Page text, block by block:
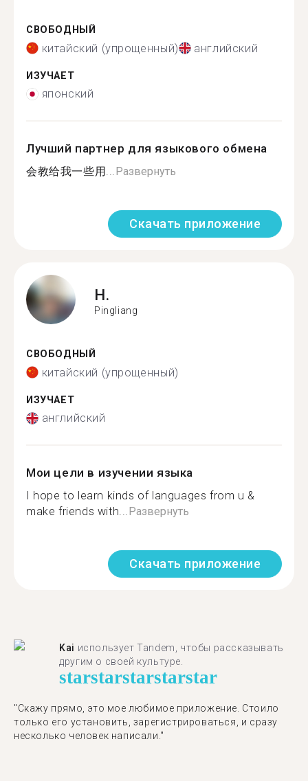
СВОБОДНЫЙ
китайский (упрощенный) английский
ИЗУЧАЕТ
японский
Лучший партнер для языкового обмена
会教给我一些用...Развернуть
Скачать приложение
H.
Pingliang
СВОБОДНЫЙ
китайский (упрощенный)
ИЗУЧАЕТ
английский
Мои цели в изучении языка
I hope to learn kinds of languages from u &
make friends with...Развернуть
Скачать приложение
Kai использует Tandem, чтобы рассказывать
другим о своей культуре.
starstarstarstarstar
"Скажу прямо, это мое любимое приложение. Стоило
только его установить, зарегистрироваться, и сразу
несколько человек написали."